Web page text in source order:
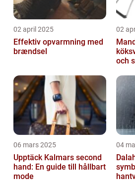
02 april 2025
Effektiv opvarmning med
brændsel
02
och
06 mars 2025
Upptäck Kalmars second
hand: En guide till hållbart
mode
04